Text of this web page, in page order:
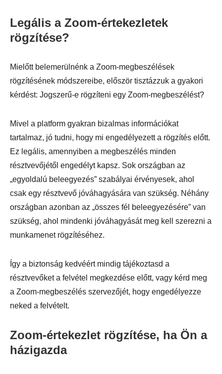
Legális a Zoom-értekezletek
rögzítése?
Mielőtt belemerülnénk a Zoom-megbeszélések
rögzítésének módszereibe, először tisztázzuk a gyakori
kérdést: Jogszerű-e rögzíteni egy Zoom-megbeszélést?
Mivel a platform gyakran bizalmas információkat
tartalmaz, jó tudni, hogy mi engedélyezett a rögzítés előtt.
Ez legális, amennyiben a megbeszélés minden
résztvevőjétől engedélyt kapsz. Sok országban az
„egyoldalú beleegyezés” szabályai érvényesek, ahol
csak egy résztvevő jóváhagyására van szükség. Néhány
országban azonban az „összes fél beleegyezésére” van
szükség, ahol mindenki jóváhagyását meg kell szerezni a
munkamenet rögzítéséhez.
Így a biztonság kedvéért mindig tájékoztasd a
résztvevőket a felvétel megkezdése előtt, vagy kérd meg
a Zoom-megbeszélés szervezőjét, hogy engedélyezze
neked a felvételt.
Zoom-értekezlet rögzítése, ha Ön a
házigazda